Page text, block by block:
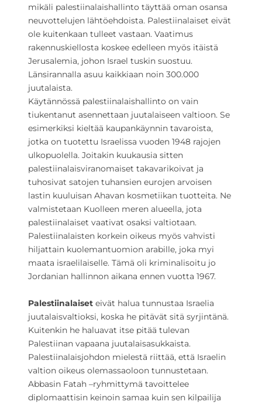
mikäli palestiinalaishallinto täyttää oman osansa
neuvottelujen lähtöehdoista. Palestiinalaiset eivät
ole kuitenkaan tulleet vastaan. Vaatimus
rakennuskiellosta koskee edelleen myös itäistä
Jerusalemia, johon Israel tuskin suostuu.
Länsirannalla asuu kaikkiaan noin 300.000
juutalaista.
Käytännössä palestiinalaishallinto on vain
tiukentanut asennettaan juutalaiseen valtioon. Se
esimerkiksi kieltää kaupankäynnin tavaroista,
jotka on tuotettu Israelissa vuoden 1948 rajojen
ulkopuolella. Joitakin kuukausia sitten
palestiinalaisviranomaiset takavarikoivat ja
tuhosivat satojen tuhansien eurojen arvoisen
lastin kuuluisan Ahavan kosmetiikan tuotteita. Ne
valmistetaan Kuolleen meren alueella, jota
palestiinalaiset vaativat osaksi valtiotaan.
Palestiinalaisten korkein oikeus myös vahvisti
hiljattain kuolemantuomion arabille, joka myi
maata israelilaiselle. Tämä oli kriminalisoitu jo
Jordanian hallinnon aikana ennen vuotta 1967.
Palestiinalaiset eivät halua tunnustaa Israelia
juutalaisvaltioksi, koska he pitävät sitä syrjintänä.
Kuitenkin he haluavat itse pitää tulevan
Palestiinan vapaana juutalaisasukkaista.
Palestiinalaisjohdon mielestä riittää, että Israelin
valtion oikeus olemassaoloon tunnustetaan.
Abbasin Fatah –ryhmittymä tavoittelee
diplomaattisin keinoin samaa kuin sen kilpailija